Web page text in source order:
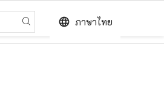
language ภาษาไทย